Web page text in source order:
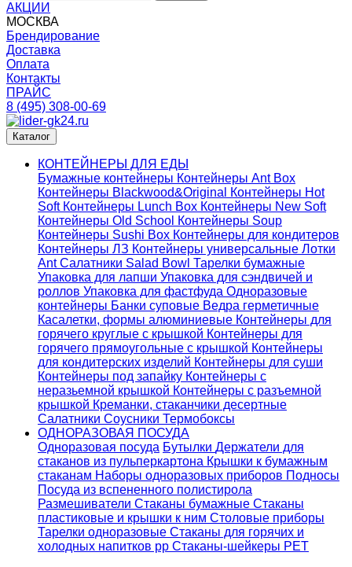
АКЦИИ
МОСКВА
Брендирование
Доставка
Оплата
Контакты
ПРАЙС
8 (495) 308-00-69
Каталог
КОНТЕЙНЕРЫ ДЛЯ ЕДЫ
Бумажные контейнеры Контейнеры Ant Box
Контейнеры Blackwood&Original
Контейнеры Hot
Soft Контейнеры Lunch Box Контейнеры New Soft
Контейнеры Old School Контейнеры Soup
Контейнеры Sushi Box Контейнеры для кондитеров
Контейнеры ЛЗ Контейнеры универсальные Лотки
AntСалатники Salad Bowl Тарелки бумажные
Упаковка для лапши Упаковка для сэндвичей и
роллов Упаковка для фастфуда Одноразовые
контейнеры Банки суповые Ведра герметичные
Касалетки, формы алюминиевые Контейнеры для
горячего круглые с крышкой Контейнеры для
горячего прямоугольные с крышкой Контейнеры
для кондитерских изделий Контейнеры для суши
Контейнеры под запайку Контейнеры с
неразьемной крышкой Контейнеры с разъемной
крышкой Креманки, стаканчики десертные
Салатники Соусники Термобоксы
ОДНОРАЗОВАЯ ПОСУДА
Одноразовая посуда Бутылки Держатели для
стаканов из пульперкартона Крышки к бумажным
стаканам Наборы одноразовых приборов Подносы
Посуда из вспененного полистирола
Размешиватели Стаканы бумажные Стаканы
пластиковые и крышки к ним Столовые приборы
Тарелки одноразовые Стаканы для горячих и
холодных напитков pp Стаканы-шейкеры PET